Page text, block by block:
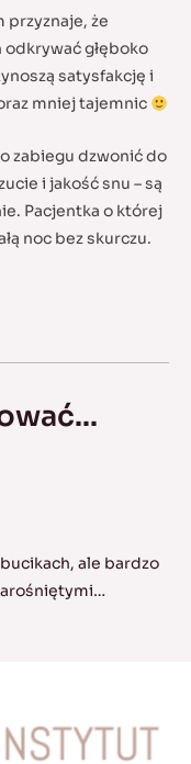
przyznaje, że
głęboko
satysfakcję i
mniej tajemnic
zabiegu dzwonić do
i jakość snu – są
Pacjentka o której
noc bez skurczu.
ale bardzo